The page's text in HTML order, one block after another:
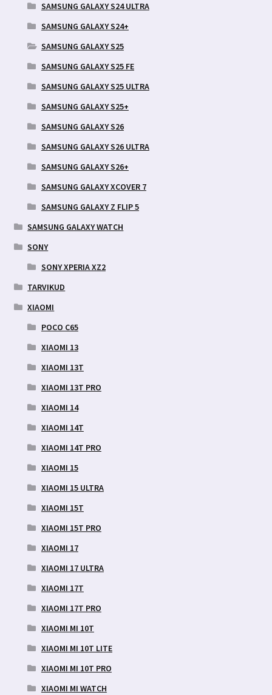
SAMSUNG GALAXY S24 ULTRA
SAMSUNG GALAXY S24+
SAMSUNG GALAXY S25
SAMSUNG GALAXY S25 FE
SAMSUNG GALAXY S25 ULTRA
SAMSUNG GALAXY S25+
SAMSUNG GALAXY S26
SAMSUNG GALAXY S26 ULTRA
SAMSUNG GALAXY S26+
SAMSUNG GALAXY XCOVER 7
SAMSUNG GALAXY Z FLIP 5
SAMSUNG GALAXY WATCH
SONY
SONY XPERIA XZ2
TARVIKUD
XIAOMI
POCO C65
XIAOMI 13
XIAOMI 13T
XIAOMI 13T PRO
XIAOMI 14
XIAOMI 14T
XIAOMI 14T PRO
XIAOMI 15
XIAOMI 15 ULTRA
XIAOMI 15T
XIAOMI 15T PRO
XIAOMI 17
XIAOMI 17 ULTRA
XIAOMI 17T
XIAOMI 17T PRO
XIAOMI MI 10T
XIAOMI MI 10T LITE
XIAOMI MI 10T PRO
XIAOMI MI WATCH